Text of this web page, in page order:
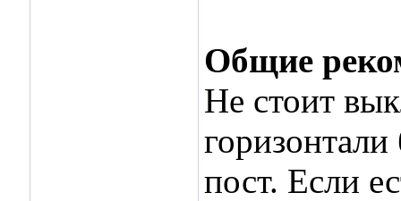
Общие
Не стоит
горизонтали
пост. Если